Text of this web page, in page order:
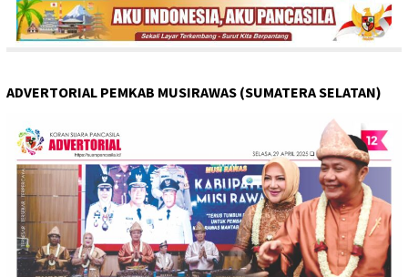
ADVERTORIAL PEMKAB MUSIRAWAS (SUMATERA SELATAN)